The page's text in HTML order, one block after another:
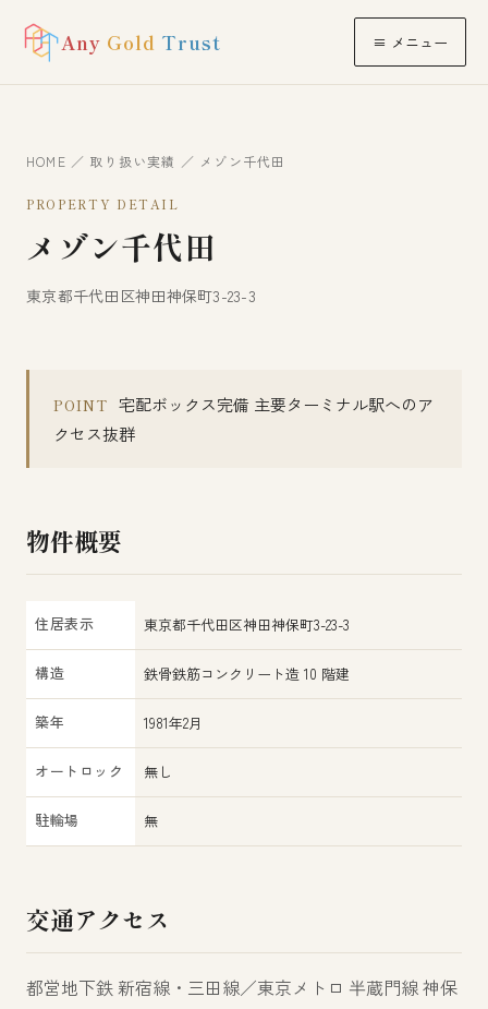
Any Gold Trust ≡ メニュー
HOME ／ 取り扱い実績 ／ メゾン千代田
PROPERTY DETAIL
メゾン千代田
東京都千代田区神田神保町3-23-3
POINT 宅配ボックス完備 主要ターミナル駅へのア
クセス抜群
物件概要
住居表示 東京都千代田区神田神保町3-23-3
構造 鉄骨鉄筋コンクリート造 10 階建
築年 1981年2月
オートロック 無し
駐輪場 無
交通アクセス
都営地下鉄 新宿線・三田線／東京メトロ 半蔵門線 神保